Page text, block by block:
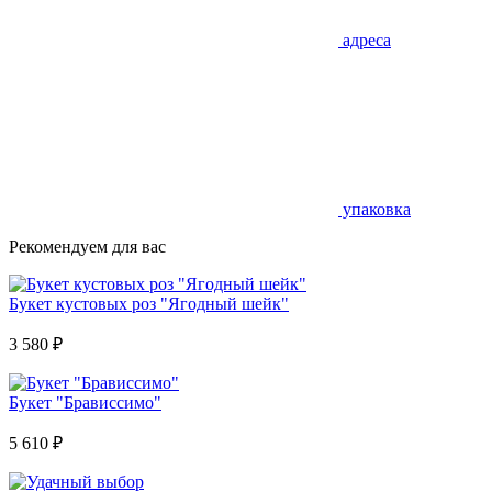
адреса
упаковка
Рекомендуем для вас
Букет кустовых роз "Ягодный шейк"
3 580 ₽
Букет "Брависсимо"
5 610 ₽